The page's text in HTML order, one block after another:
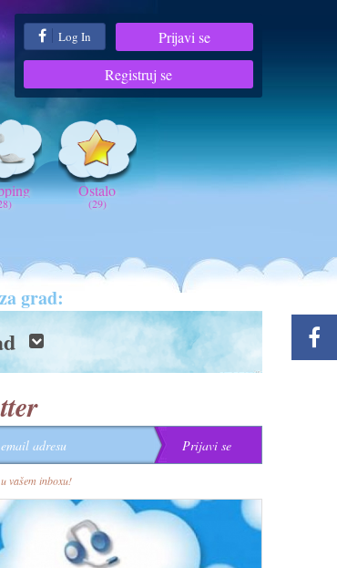
Log In
Prijavi se
Registruj se
Ostalo
(29)
grad:
vašem inboxu!